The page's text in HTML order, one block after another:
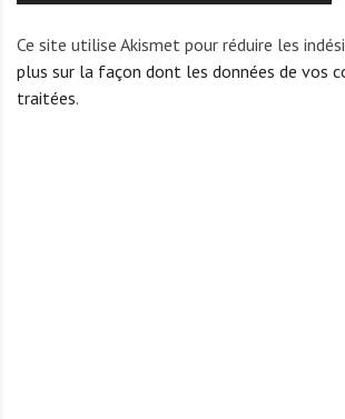
Ce site utilise Akismet pour réduire les
plus sur la façon dont les données de vos
traitées.